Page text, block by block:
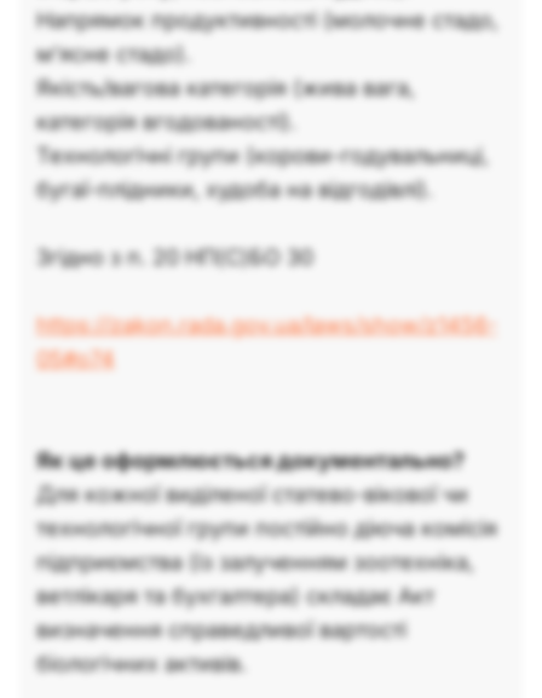
Напрямок продуктивності (молочне стадо,
м'ясне стадо).
Якість/вагова категорія (жива вага,
категорія вгодованості).
Технологічні групи (корови-годувальниці,
бугаї-плідники, худоба на відгодівлі).
Згідно з п. 20 НП(С)БО 30
https://zakon.rada.gov.ua/laws/show/z1456-
05#o74
Як це оформлюється документально?
Для кожної виділеної статево-вікової чи
технологічної групи постійно діюча комісія
підприємства (із залученням зоотехніка,
ветлікаря та бухгалтера) складає Акт
визначення справедливої вартості
біологічних активів.